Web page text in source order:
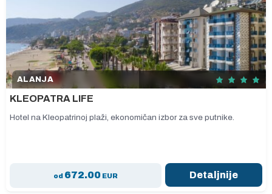
ALANJA
KLEOPATRA LIFE
Hotel na Kleopatrinoj plaži, ekonomičan izbor za sve putnike.
od 672.00EUR Detaljnije